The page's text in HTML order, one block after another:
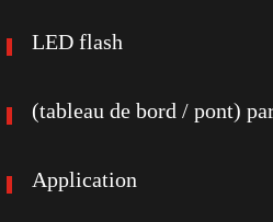
LED flash
(tableau de bord / pont)
Application